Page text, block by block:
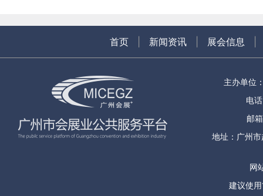
首页 新闻资讯 展会信息
主办单位
电
邮
地址：广州
网
建议使